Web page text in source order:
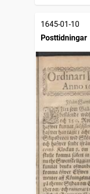
1645-01-10
Posttidningar